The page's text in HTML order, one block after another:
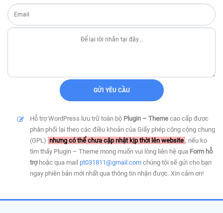
Hỗ trợ WordPress lưu trữ toàn bộ Plugin – Theme cao cấp được
phân phối lại theo các điều khoản của Giấy phép công cộng chung
(GPL) nhưng có thể chưa cập nhật kịp thời lên website , nếu ko
tìm thấy Plugin – Theme mong muốn vui lòng liên hệ qua Form hỗ
trợhoặc qua mail pt031811@gmail.com chúng tôi sẽ gửi cho bạn
ngay phiên bản mới nhất qua thông tin nhận được. Xin cảm ơn!